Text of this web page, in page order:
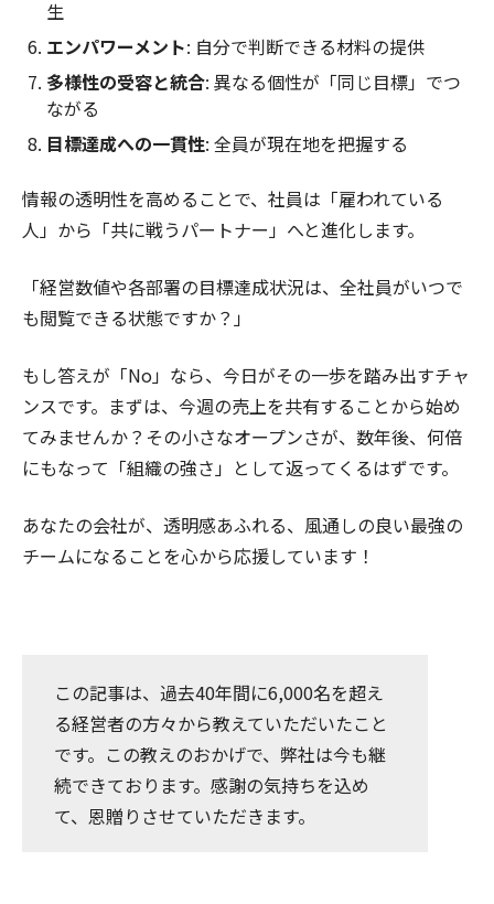
生
エンパワーメント: 自分で判断できる材料の提供
多様性の受容と統合: 異なる個性が「同じ目標」でつ
ながる
目標達成への一貫性: 全員が現在地を把握する
情報の透明性を高めることで、社員は「雇われている
人」から「共に戦うパートナー」へと進化します。
「経営数値や各部署の目標達成状況は、全社員がいつで
も閲覧できる状態ですか？」
もし答えが「No」なら、今日がその一歩を踏み出すチャ
ンスです。まずは、今週の売上を共有することから始め
てみませんか？その小さなオープンさが、数年後、何倍
にもなって「組織の強さ」として返ってくるはずです。
あなたの会社が、透明感あふれる、風通しの良い最強の
チームになることを心から応援しています！
この記事は、過去40年間に6,000名を超え
る経営者の方々から教えていただいたこと
です。この教えのおかげで、弊社は今も継
続できております。感謝の気持ちを込め
て、恩贈りさせていただきます。